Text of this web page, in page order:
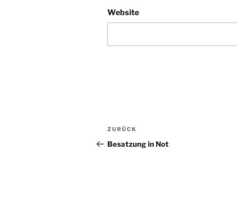
Website
Beitragsnavigation
Vorheriger
Beitrag
ZURÜCK
Besatzung in Not